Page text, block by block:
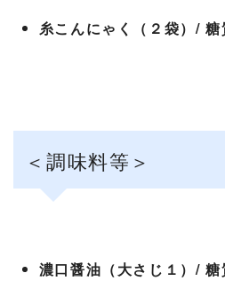
糸こんにゃく（２袋）/
＜調味料等＞
濃口醤油（大さじ１）/